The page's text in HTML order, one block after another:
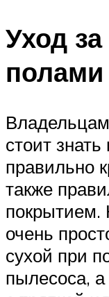
Уход
полами
стоит знать
правильно
также
покрытием.
очень
сухой при
пылесоса,